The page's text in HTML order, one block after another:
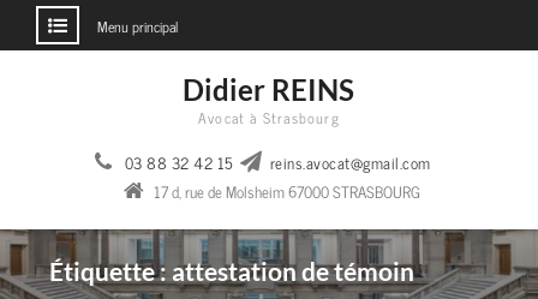
Menu principal
Didier REINS
Avocat à Strasbourg
03 88 32 42 15
reins.avocat@gmail.com
17 d, rue de Molsheim 67000 STRASBOURG
Étiquette : attestation de témoin